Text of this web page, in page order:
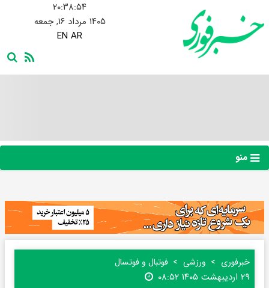
۲۰:۳۸:۵۴
۱۴۰۵ مرداد ۱۶, جمعه
EN AR
منو
خبرفوری ورزشی فوتبال و فوتسال
۲۹ اردیبهشت ۱۴۰۵ ۰۸:۵۲